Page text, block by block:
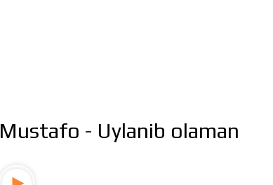
Mustafo - Uylanib olaman